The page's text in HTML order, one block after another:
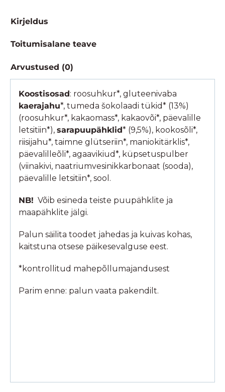
Kirjeldus
Toitumisalane teave
Arvustused (0)
Koostisosad: roosuhkur*, gluteenivaba
kaerajahu*, tumeda šokolaadi tükid* (13%)
(roosuhkur*, kakaomass*, kakaovõi*, päevalille
letsitiin*),sarapuupähklid* (9,5%), kookosõli*,
riisijahu*, taimne glütseriin*, maniokitärklis*,
päevalilleõli*, agaavikiud*, küpsetuspulber
(viinakivi, naatriumvesinikkarbonaat (sooda),
päevalille letsitiin*, sool.
NB! Võib esineda teiste puupähklite ja
maapähklite jälgi.
Palun säilita toodet jahedas ja kuivas kohas,
kaitstuna otsese päikesevalguse eest.
*kontrollitud mahepõllumajandusest
Parim enne: palun vaata pakendilt.